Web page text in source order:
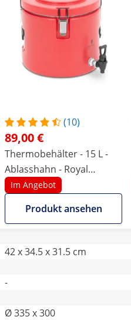
(10)
89,00 €
Thermobehälter - 15 L -
Ablasshahn - Royal
Catering
Im Angebot
Produkt ansehen
42 x 34.5 x 31.5 cm
-
Ø 335 x 300